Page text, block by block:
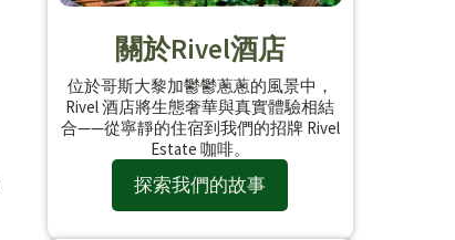
關於Rivel酒店
位於哥斯大黎加鬱鬱蔥蔥的風景中，
Rivel 酒店將生態奢華與真實體驗相結
合——從寧靜的住宿到我們的招牌 Rivel
Estate 咖啡。
探索我們的故事